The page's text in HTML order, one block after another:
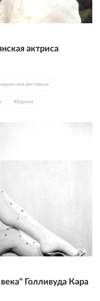
актриса
фестиваль
# Европа
Голливуда Кара